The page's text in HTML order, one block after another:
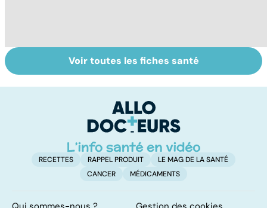
Tout savoir sur
les infections
Inflammation des
amygdales : que
d'angine ?
Voir toutes les fiches santé
RECETTES RAPPEL PRODUIT
LE MAG DE LA SANTÉ
CANCER
MÉDICAMENTS